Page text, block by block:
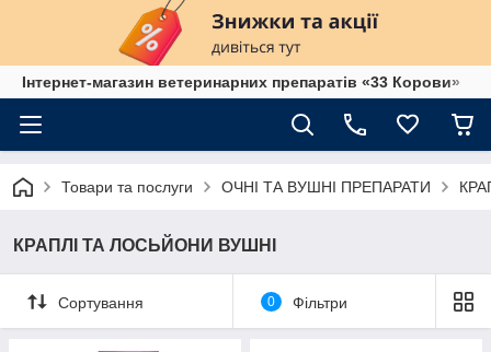
Інтернет-магазин ветеринарних препаратів «33 Корови»
Товари та послуги ОЧНІ ТА ВУШНІ ПРЕПАРАТИ
КРАПЛІ ТА ЛОСЬЙОНИ ВУШНІ
Сортування 0 Фільтри